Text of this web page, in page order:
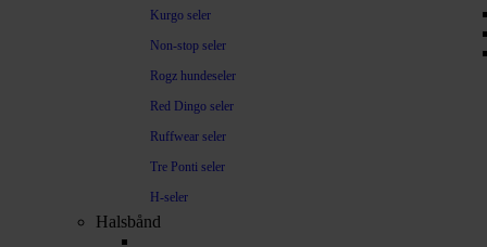
Kurgo seler
Non-stop seler
Rogz hundeseler
Red Dingo seler
Ruffwear seler
Tre Ponti seler
H-seler
Halsbånd